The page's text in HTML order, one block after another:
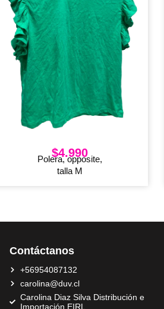
$4.990
Polera, opposite,
talla M
Contáctanos
+56954087132
carolina@duv.cl
Carolina Diaz Silva Distribución e
Importación EIRL